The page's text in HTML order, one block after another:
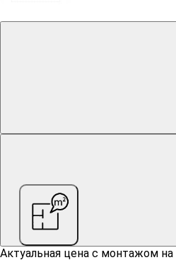
Актуальная цена c монтажом на